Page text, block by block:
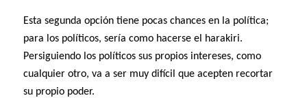
Esta segunda opción tiene pocas chances en la política;
para los políticos, sería como hacerse el harakiri.
Persiguiendo los políticos sus propios intereses, como
cualquier otro, va a ser muy difícil que acepten recortar
su propio poder.